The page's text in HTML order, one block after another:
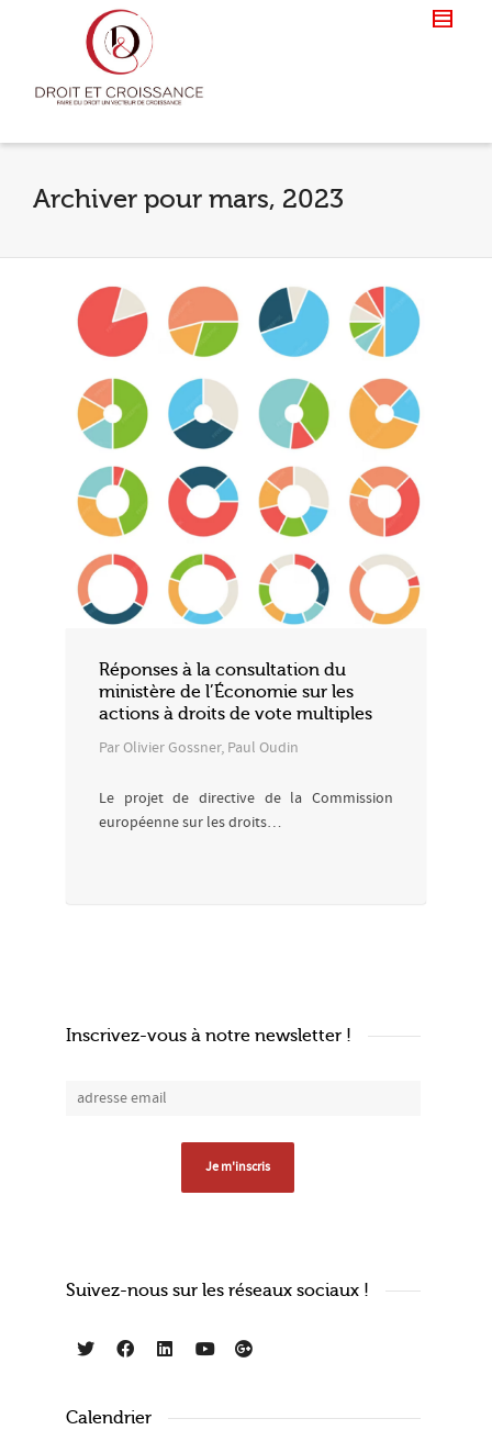
Archiver pour mars, 2023
Réponses à la consultation du
ministère de l’Économie sur les
actions à droits de vote multiples
Par Olivier Gossner, Paul Oudin
Le projet de directive de la Commission
européenne sur les droits…
Inscrivez-vous à notre newsletter !
Suivez-nous sur les réseaux sociaux !
Calendrier